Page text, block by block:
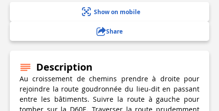
Show on mobile
Share
Description
Au croissement de chemins prendre à droite pour
rejoindre la route goudronnée du lieu-dit en passant
entre les bâtiments. Suivre la route à gauche pour